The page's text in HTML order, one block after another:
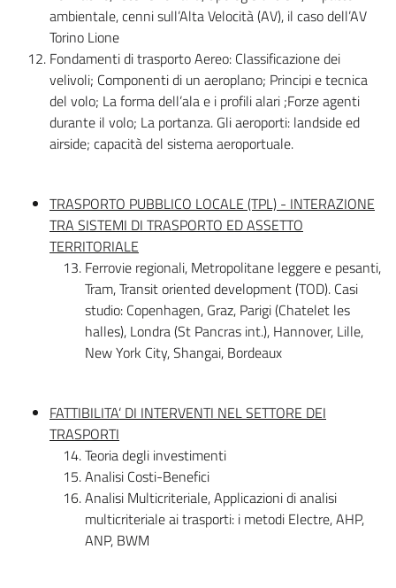
ambientale, cenni sull’Alta Velocità (AV), il caso dell’AV
Torino Lione
Fondamenti di trasporto Aereo: Classificazione dei
velivoli; Componenti di un aeroplano; Principi e tecnica
del volo; La forma dell’ala e i profili alari ;Forze agenti
durante il volo; La portanza. Gli aeroporti: landside ed
airside; capacità del sistema aeroportuale.
TRASPORTO PUBBLICO LOCALE (TPL) - INTERAZIONE
TRA SISTEMI DI TRASPORTO ED ASSETTO
TERRITORIALE
Ferrovie regionali, Metropolitane leggere e pesanti,
Tram, Transit oriented development (TOD). Casi
studio: Copenhagen, Graz, Parigi (Chatelet les
halles), Londra (St Pancras int.), Hannover, Lille,
New York City, Shangai, Bordeaux
FATTIBILITA’ DI INTERVENTI NEL SETTORE DEI
TRASPORTI
Teoria degli investimenti
Analisi Costi-Benefici
Analisi Multicriteriale, Applicazioni di analisi
multicriteriale ai trasporti: i metodi Electre, AHP,
ANP, BWM